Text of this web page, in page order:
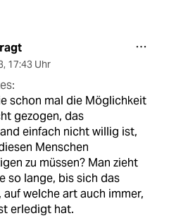
, 17:43 Uhr
schon mal die Möglichkeit
gezogen, das
einfach nicht willig ist,
Menschen
zu müssen? Man zieht
so lange, bis sich das
auf welche art auch immer,
erledigt hat.